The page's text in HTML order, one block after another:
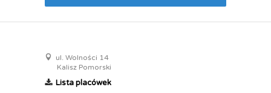
ul. Wolności 14
Kalisz Pomorski
Lista placówek